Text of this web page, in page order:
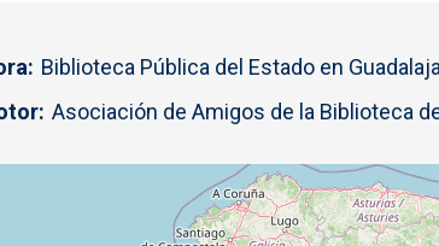
Biblioteca Pública del Estado en
Asociación de Amigos de la Biblioteca